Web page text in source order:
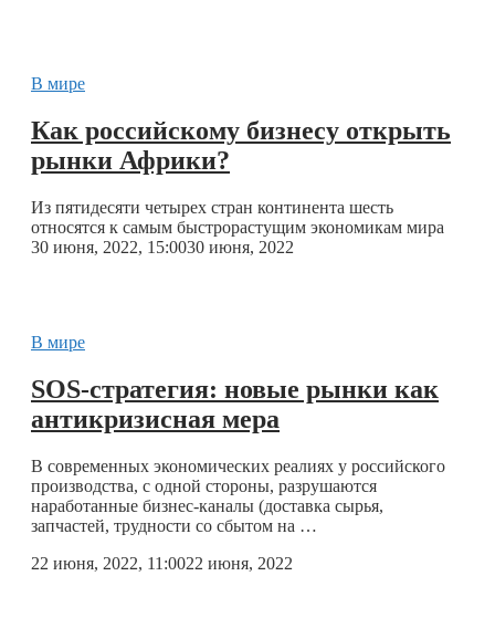
В мире
Как российскому бизнесу открыть
рынки Африки?
Из пятидесяти четырех стран континента шесть
относятся к самым быстрорастущим экономикам мира
30 июня, 2022, 15:0030 июня, 2022
В мире
SOS-стратегия: новые рынки как
антикризисная мера
В современных экономических реалиях у российского
производства, с одной стороны, разрушаются
наработанные бизнес-каналы (доставка сырья,
запчастей, трудности со сбытом на …
22 июня, 2022, 11:0022 июня, 2022